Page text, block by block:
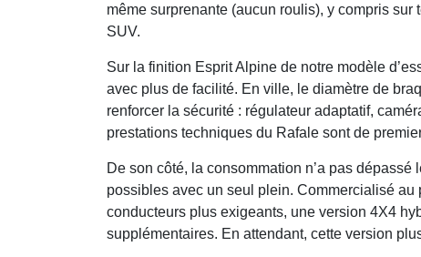
même surprenante (aucun roulis), y compris
SUV.
Sur la finition Esprit Alpine de notre modèle
avec plus de facilité. En ville, le diamètre de
renforcer la sécurité : régulateur adaptatif,
prestations techniques du Rafale sont de
De son côté, la consommation n’a pas
possibles avec un seul plein. Commercialisé au
conducteurs plus exigeants, une version 4X4
supplémentaires. En attendant, cette version